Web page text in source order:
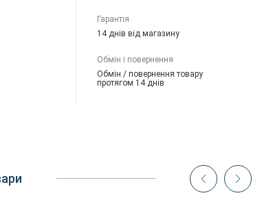
Гарантія
14 днів від магазину
Обмін і повернення
Обмін / повернення товару
протягом 14 днів